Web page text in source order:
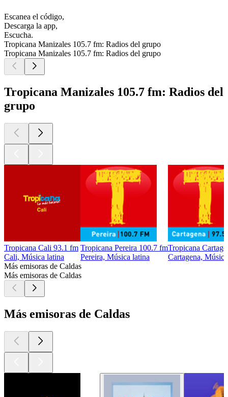
Escanea el código,
Descarga la app,
Escucha.
Tropicana Manizales 105.7 fm: Radios del grupo
Tropicana Manizales 105.7 fm: Radios del grupo
Tropicana Manizales 105.7 fm: Radios del
grupo
Tropicana Cali 93.1 fm
Cali, Música latina
Tropicana Pereira 100.7 fm
Pereira, Música latina
Tropicana
Cartagena,
Más emisoras de Caldas
Más emisoras de Caldas
Más emisoras de Caldas